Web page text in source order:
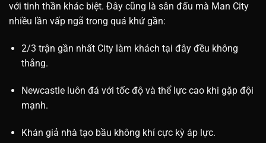
với tinh thần khác biệt. Đây cũng là sân đấu mà Man City
nhiều lần vấp ngã trong quá khứ gần:
2/3 trận gần nhất City làm khách tại đây đều không
thắng.
Newcastle luôn đá với tốc độ và thể lực cao khi gặp đội
mạnh.
Khán giả nhà tạo bầu không khí cực kỳ áp lực.